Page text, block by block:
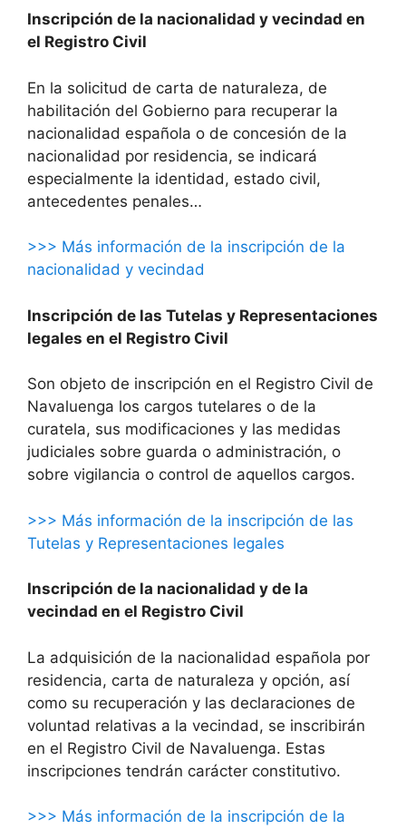
Inscripción de la nacionalidad y vecindad en
el Registro Civil
En la solicitud de carta de naturaleza, de
habilitación del Gobierno para recuperar la
nacionalidad española o de concesión de la
nacionalidad por residencia, se indicará
especialmente la identidad, estado civil,
antecedentes penales…
>>> Más información de la inscripción de la
nacionalidad y vecindad
Inscripción de las Tutelas y Representaciones
legales en el Registro Civil
Son objeto de inscripción en el Registro Civil de
Navaluenga los cargos tutelares o de la
curatela, sus modificaciones y las medidas
judiciales sobre guarda o administración, o
sobre vigilancia o control de aquellos cargos.
>>> Más información de la inscripción de las
Tutelas y Representaciones legales
Inscripción de la nacionalidad y de la
vecindad en el Registro Civil
La adquisición de la nacionalidad española por
residencia, carta de naturaleza y opción, así
como su recuperación y las declaraciones de
voluntad relativas a la vecindad, se inscribirán
en el Registro Civil de Navaluenga. Estas
inscripciones tendrán carácter constitutivo.
>>> Más información de la inscripción de la